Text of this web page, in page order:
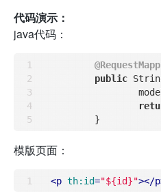
代码演示：
java代码：
public
模版页面：
<p th:id="${id}"></p